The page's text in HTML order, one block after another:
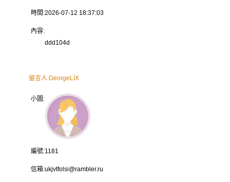
時間:2026-07-12 18:37:03
內容:
ddd104d
留言人:GeorgeLIX
小圖:
編號:1181
信箱:ukjvtfolsi@rambler.ru